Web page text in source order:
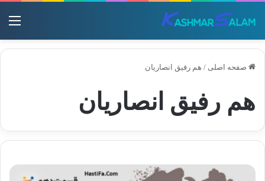
صفحه اصلی / هم رفیق انصاریان
هم رفیق انصاریان